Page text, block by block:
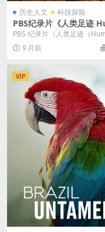
历史人文 科技探险
PBS纪录片《人类足迹
n Footprint 2023》第
6集 英语中英双字 官方纯
1080P/MKV/7.4G 生态
PBS 纪录片《人类足迹（
ootprint 2023）》第一季全
9 月前
VIP